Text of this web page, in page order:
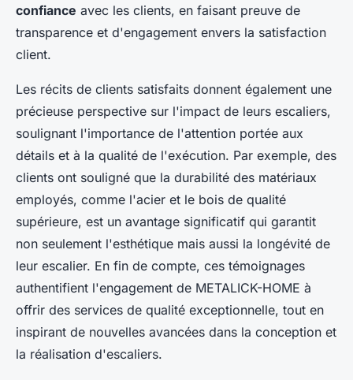
confiance avec les clients, en faisant preuve de
transparence et d'engagement envers la satisfaction
client.
Les récits de clients satisfaits donnent également une
précieuse perspective sur l'impact de leurs escaliers,
soulignant l'importance de l'attention portée aux
détails et à la qualité de l'exécution. Par exemple, des
clients ont souligné que la durabilité des matériaux
employés, comme l'acier et le bois de qualité
supérieure, est un avantage significatif qui garantit
non seulement l'esthétique mais aussi la longévité de
leur escalier. En fin de compte, ces témoignages
authentifient l'engagement de METALICK-HOME à
offrir des services de qualité exceptionnelle, tout en
inspirant de nouvelles avancées dans la conception et
la réalisation d'escaliers.